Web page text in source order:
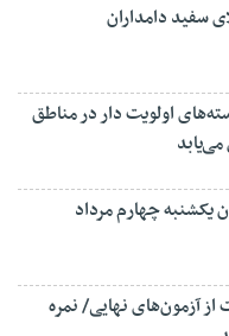
سفید دامداران
اولویت دار در مناطق
یکشنبه چهارم مرداد
از آزمون‌های نهایی/ نمره